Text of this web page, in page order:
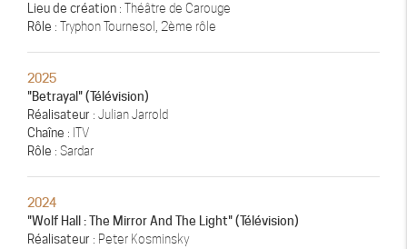
Lieu de création : Théâtre de Carouge
Rôle : Tryphon Tournesol, 2ème rôle
2025
"Betrayal" (Télévision)
Réalisateur : Julian Jarrold
Chaîne : ITV
Rôle : Sardar
2024
"Wolf Hall : The Mirror And The Light" (Télévision)
Réalisateur : Peter Kosminsky